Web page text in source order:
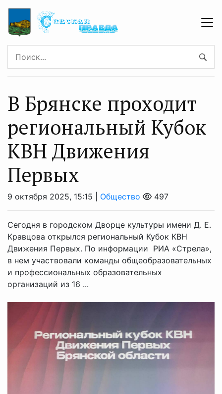
В Брянске проходит
региональный Кубок
КВН Движения
Первых
9 октября 2025, 15:15 | Общество 497
Сегодня в городском Дворце культуры имени Д. Е.
Кравцова открылся региональный Кубок КВН
Движения Первых. По информации РИА «Стрела»,
в нем участвовали команды общеобразовательных
и профессиональных образовательных
организаций из 16 ...